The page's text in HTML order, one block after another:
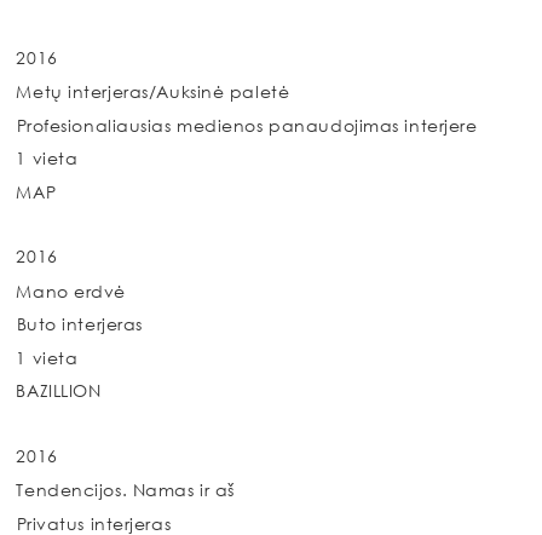
2016
Metų interjeras/Auksinė paletė
Profesionaliausias medienos panaudojimas interjere
1 vieta
MAP
2016
Mano erdvė
Buto interjeras
1 vieta
BAZILLION
2016
Tendencijos. Namas ir aš
Privatus interjeras